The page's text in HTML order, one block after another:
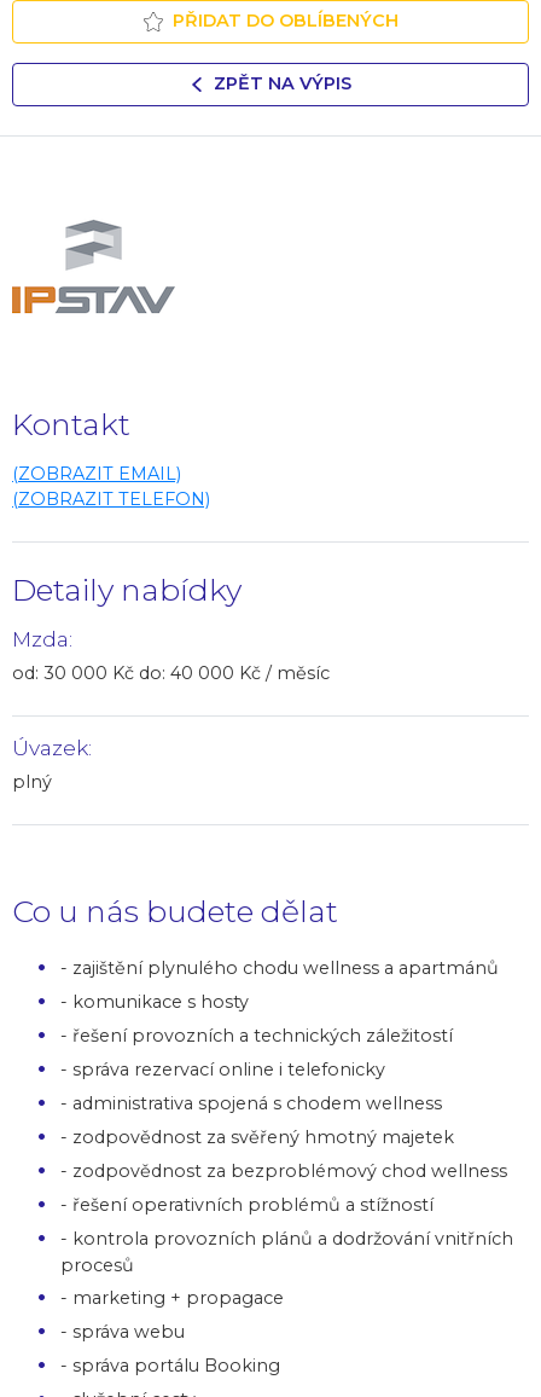
PŘIDAT DO OBLÍBENÝCH
ZPĚT NA VÝPIS
Kontakt
(ZOBRAZIT EMAIL)
(ZOBRAZIT TELEFON)
Detaily nabídky
Mzda:
od: 30 000 Kč do: 40 000 Kč / měsíc
Úvazek:
plný
Co u nás budete dělat
- zajištění plynulého chodu wellness a apartmánů
- komunikace s hosty
- řešení provozních a technických záležitostí
- správa rezervací online i telefonicky
- administrativa spojená s chodem wellness
- zodpovědnost za svěřený hmotný majetek
- zodpovědnost za bezproblémový chod wellness
- řešení operativních problémů a stížností
- kontrola provozních plánů a dodržování vnitřních
procesů
- marketing + propagace
- správa webu
- správa portálu Booking